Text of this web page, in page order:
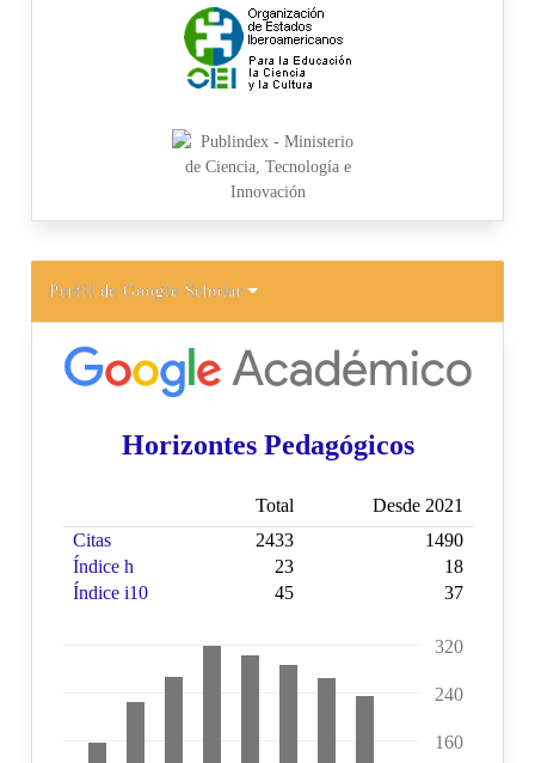
Perfil de Google Scholar